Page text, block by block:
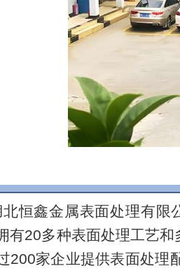
北恒鑫金属表面处理有限
有20多种表面处理工艺
200家企业提供表面处理